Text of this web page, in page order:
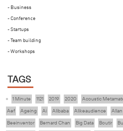
- Business
- Conference
- Startups
- Team building
- Workshops
TAGS
1 Minute 1121 2019 2020 Acoustic
Aef
Ageing Ai Alibaba Alikeaudience
Beeinventor
Bernard Chan Big Data Boutir